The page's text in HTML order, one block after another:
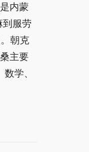
内蒙
到服劳
朝克
主要
学、